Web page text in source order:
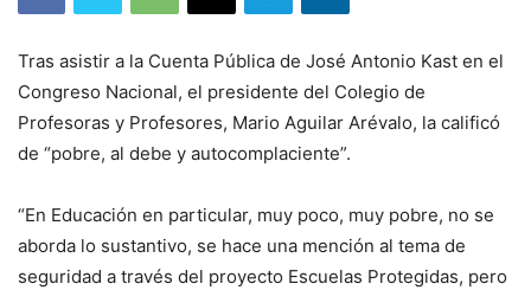
Tras asistir a la Cuenta Pública de José Antonio Kast en el
Congreso Nacional, el presidente del Colegio de
Profesoras y Profesores, Mario Aguilar Arévalo, la calificó
de “pobre, al debe y autocomplaciente”.
“En Educación en particular, muy poco, muy pobre, no se
aborda lo sustantivo, se hace una mención al tema de
seguridad a través del proyecto Escuelas Protegidas, pero